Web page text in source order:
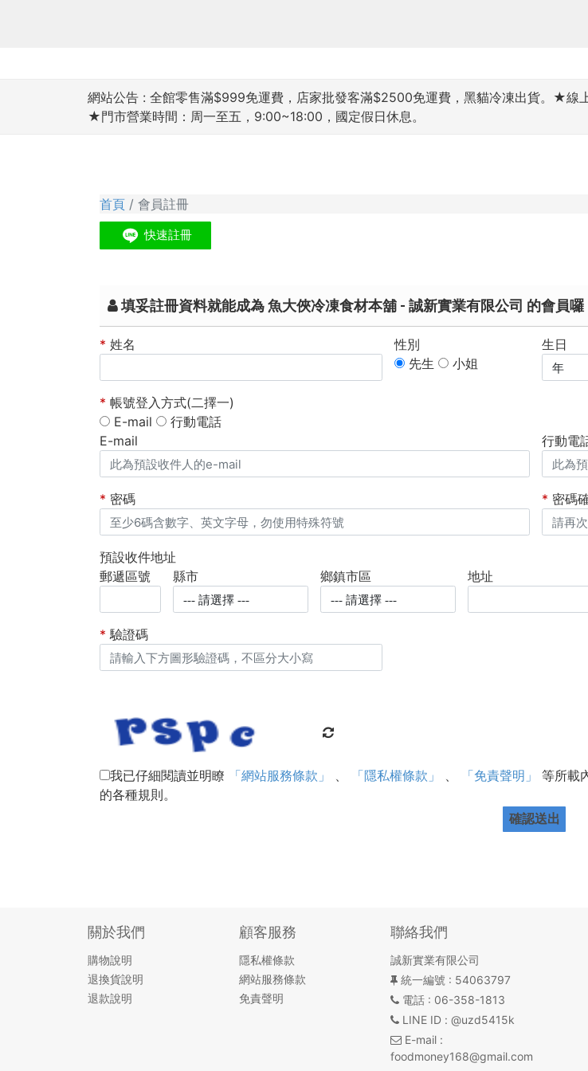
網站公告 : 全館零售滿$999免運費，店家批發客滿$2500免運費，黑貓冷凍出貨。★線
★門市營業時間：周一至五，9:00~18:00，國定假日休息。
首頁 會員註冊
填妥註冊資料就能成為 魚大俠冷凍食材本舖 - 誠新實業有限公司 的會員囉
* 姓名
性別
先生
小姐
生日
* 帳號登入方式(二擇一)
E-mail
行動電話
E-mail
行動電
* 密碼 * 密碼
預設收件地址
郵遞區號
縣市 鄉鎮市區 地址
* 驗證碼
我已仔細閱讀並明瞭 「網站服務條款」 、 「隱私權條款」 、 「免責聲明」
等所載
的各種規則。
確認送出
關於我們
購物說明
退換貨說明
退款說明
顧客服務
隱私權條款
網站服務條款
免責聲明
聯絡我們
誠新實業有限公司
統一編號 : 54063797
電話: 06-358-1813
LINE ID : @uzd5415k
E-mail:
foodmoney168@gmail.com